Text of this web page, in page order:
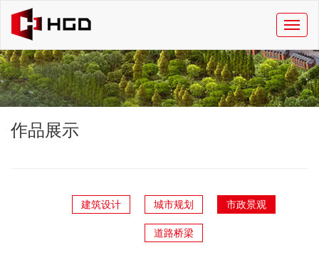
作品展示
建筑设计 城市规划 市政景观
道路桥梁